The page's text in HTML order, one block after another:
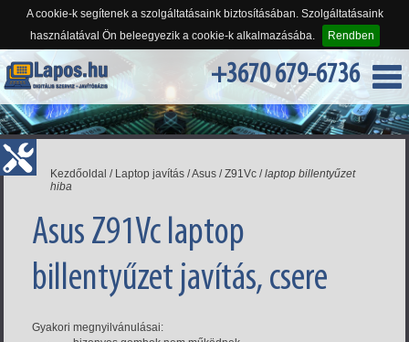
A cookie-k segítenek a szolgáltatásaink biztosításában. Szolgáltatásaink
használatával Ön beleegyezik a cookie-k alkalmazásába.
Rendben
+3670 679-6736
Kezdőoldal / Laptop javítás /Asus /Z91Vc /laptop billentyűzet
hiba
Asus Z91Vc laptop
billentyűzet javítás, csere
Gyakori megnyilvánulásai: